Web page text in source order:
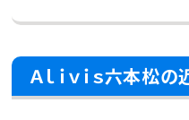
Ａｌｉｖｉｓ六本松